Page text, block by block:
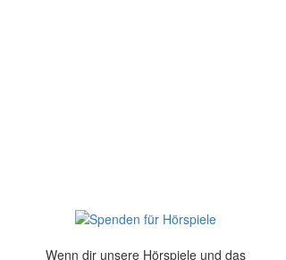
Wenn dir unsere Hörspiele und das